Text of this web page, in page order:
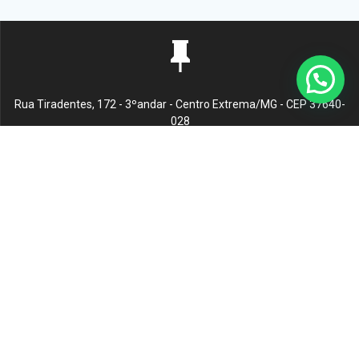
Rua Tiradentes, 172 - 3ºandar - Centro Extrema/MG - CEP 37640-
028